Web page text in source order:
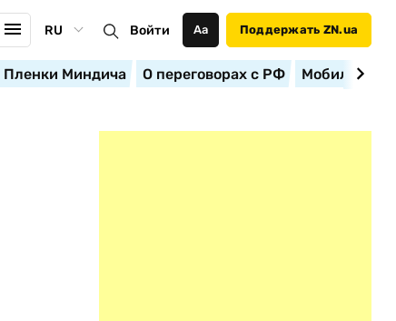
RU Войти Аа Поддержать ZN.ua
Пленки Миндича О переговорах с РФ